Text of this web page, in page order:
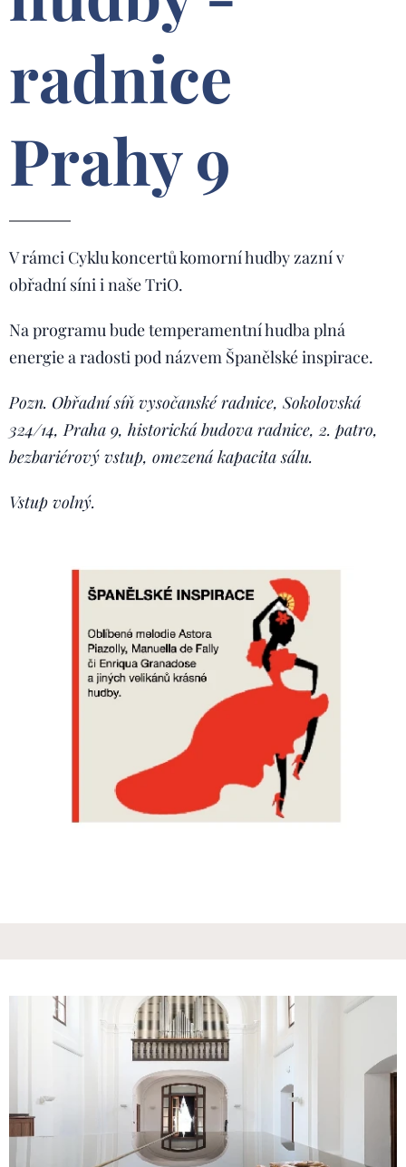
radnice
Prahy 9
V rámci Cyklu koncertů komorní hudby zazní v
obřadní síni i naše TriO.
Na programu bude temperamentní hudba plná
energie a radosti pod názvem Španělské inspirace.
Pozn. Obřadní síň vysočanské radnice, Sokolovská
324/14, Praha 9, historická budova radnice,2. patro,
bezbariérový vstup, omezená kapacita sálu.
Vstup volný.